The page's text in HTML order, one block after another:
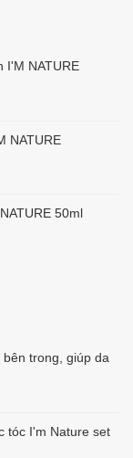
I'M NATURE
NATURE
50ml
trong, giúp da
tóc I'm Nature set